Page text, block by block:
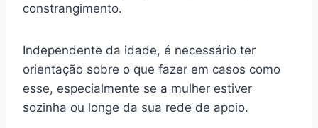
constrangimento.
Independente da idade, é necessário ter
orientação sobre o que fazer em casos como
esse, especialmente se a mulher estiver
sozinha ou longe da sua rede de apoio.